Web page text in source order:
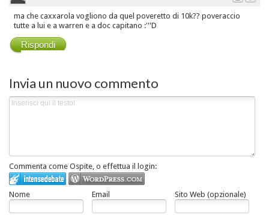
ma che caxxarola vogliono da quel poveretto di 10k?? poveraccio
tutte a lui e a warren e a doc capitano :'''D
Rispondi
Invia un nuovo commento
Commenta come Ospite, o effettua il login:
Nome Email Sito Web (opzionale)